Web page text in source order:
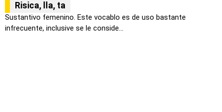
Risica, lla, ta
Sustantivo femenino. Este vocablo es de uso bastante
infrecuente, inclusive se le conside...